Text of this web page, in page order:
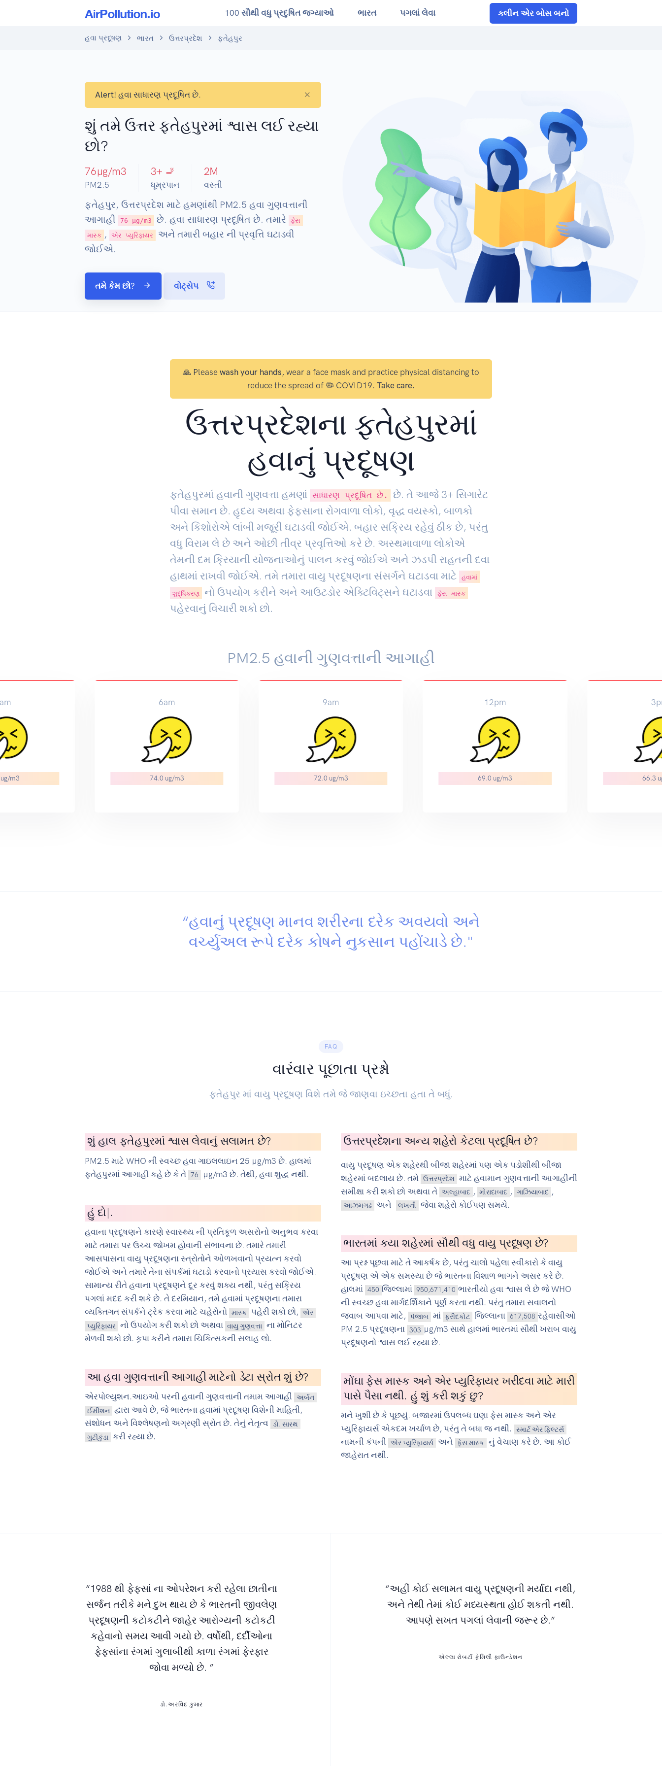
100 સૌથી વધુ પ્રદુષિત જગ્યાઓ ભારત પગલાં લેવા ક્લીન એર બોસ બનો
હવા પ્રદૂષણ ભારત ઉત્તરપ્રદેશ ફતેહપુર
Alert! હવા સાધારણ પ્રદૂષિત છે. ×
શું તમે ઉત્તર ફતેહપુરમાં શ્વાસ લઈ રહ્યા
છો?
76µg/m3
PM2.5
3+ 🚬
ધૂમ્રપાન
2M
વસ્તી
ફતેહપુર, ઉત્તરપ્રદેશ માટે હમણાંથી PM2.5 હવા ગુણવત્તાની
આગાહી
76 µg/m3 છે. હવા સાધારણ પ્રદૂષિત છે. તમારે
ફેસ
માસ્ક , એર પ્યુરિફાયર
અને તમારી બહાર ની પ્રવૃત્તિ ઘટાડવી
જોઈએ.
તમે કેમ છો? વોટ્સેપ
🙏 Please wash your hands, wear a face mask and practice physical distancing to
reduce the spread of 🦠 COVID19. Take care.
ઉત્તરપ્રદેશના ફતેહપુરમાં
હવાનું પ્રદૂષણ
ફતેહપુરમાં હવાની ગુણવત્તા હમણાં સાધારણ પ્રદૂષિત છે. છે. તે આજે 3+ સિગારેટ
પીવા સમાન છે. હૃદય અથવા ફેફસાના રોગવાળા લોકો, વૃદ્ધ વયસ્કો, બાળકો
અને કિશોરોએ લાંબી મજૂરી ઘટાડવી જોઈએ. બહાર સક્રિય રહેવું ઠીક છે, પરંતુ
વધુ વિરામ લે છે અને ઓછી તીવ્ર પ્રવૃત્તિઓ કરે છે. અસ્થમાવાળા લોકોએ
તેમની દમ ક્રિયાની યોજનાઓનું પાલન કરવું જોઈએ અને ઝડપી રાહતની દવા
હાથમાં રાખવી જોઈએ. તમે તમારા વાયુ પ્રદૂષણના સંસર્ગને ઘટાડવા માટે
હવામાં
શુદ્ધિકરણ નો ઉપયોગ કરીને અને આઉટડોર એક્ટિવિટ્સને ઘટાડવા ફેસ માસ્ક
પહેરવાનું વિચારી શકો છો.
PM2.5 હવાની ગુણવત્તાની આગાહી
72.0 ug/m3
12pm
69.0 ug/m3 66.3 ug/m3
6pm
64.0 ug/m3
“હવાનું પ્રદૂષણ માનવ શરીરના દરેક અવયવો અને
વર્ચ્યુઅલ રૂપે દરેક કોષને નુકસાન પહોંચાડે છે."
FAQ
વારંવાર પૂછાતા પ્રશ્નો
ફતેહપુર માં વાયુ પ્રદૂષણ વિશે તમે જે જાણવા ઇચ્છતા હતા તે બધું.
શું હાલ ફતેહપુરમાં શ્વાસ લેવાનું સલામત છે?
PM2.5 માટે WHO ની સ્વચ્છ હવા ગાઇલલાઇન 25 µg/m3 છે. હાલમાં
ફતેહપુરમાં આગાહી કહે છે કે તે 76 µg/m3 છે. તેથી, હવા શુદ્ધ નથી.
હું સાયકલ ચલાવનાર છું
હવાના પ્રદૂષણને કારણે સ્વાસ્થ્ય ની પ્રતિકૂળ અસરોનો અનુભવ કરવા
માટે તમારા પર ઉચ્ચ જોખમ હોવાની સંભાવના છે. તમારે તમારી
આસપાસના વાયુ પ્રદૂષણના સ્ત્રોતોને ઓળખવાનો પ્રયત્ન કરવો
જોઈએ અને તમારે તેના સંપર્કમાં ઘટાડો કરવાનો પ્રયાસ કરવો જોઈએ.
સામાન્ય રીતે હવાના પ્રદૂષણને દૂર કરવું શક્ય નથી, પરંતુ સક્રિય
પગલાં મદદ કરી શકે છે. તે દરમિયાન, તમે હવામાં પ્રદૂષણના તમારા
વ્યક્તિગત સંપર્કને ટ્રેક કરવા માટે ચહેરોનો માસ્ક પહેરી શકો છો,
એર
પ્યુરિફાયર
નો ઉપયોગ કરી શકો છો અથવા વાયુ ગુણવત્તા
ના મોનિટર
મેળવી શકો છો. કૃપા કરીને તમારા ચિકિત્સકની સલાહ લો.
આ હવા ગુણવત્તાની આગાહી માટેનો ડેટા સ્રોત શું છે?
એરપોલ્યુશન.આઇઓ પરની હવાની ગુણવત્તાની તમામ આગાહી
અર્બન
ઈમીશન
દ્વારા આવે છે, જે ભારતના હવામાં પ્રદૂષણ વિશેની માહિતી,
સંશોધન અને વિશ્લેષણનો અગ્રણી સ્રોત છે. તેનું નેતૃત્વ
ડો. સારથ
ગુટીકુંડા
કરી રહ્યા છે.
ઉત્તરપ્રદેશના અન્ય શહેરો કેટલા પ્રદૂષિત છે?
વાયુ પ્રદૂષણ એક શહેરથી બીજા શહેરમાં પણ એક પડોશીથી બીજા
શહેરમાં બદલાય છે. તમે ઉત્તરપ્રદેશ
માટે હવામાન ગુણવત્તાની આગાહીની
સમીક્ષા કરી શકો છો અથવા તે
અલ્હાબાદ , મોરાદાબાદ , ગાઝિયાબાદ ,
આઝમગઢ અને લખનૌ જેવા શહેરો કોઈપણ સમયે.
ભારતમાં કયા શહેરમાં સૌથી વધુ વાયુ પ્રદૂષણ છે?
આ પ્રશ્ન પૂછવા માટે તે આકર્ષક છે, પરંતુ ચાલો પહેલા સ્વીકારો કે વાયુ
પ્રદૂષણ એ એક સમસ્યા છે જે ભારતના વિશાળ ભાગને અસર કરે છે.
હાલમાં 450 જિલ્લામાં 950,671,410 ભારતીયો હવા શ્વાસ લે છે જે WHO
ની સ્વચ્છ હવા માર્ગદર્શિકાને પૂર્ણ કરતા નથી. પરંતુ તમારા સવાલનો
જવાબ આપવા માટે,
પંજાબ માં ફરીદકોટ જિલ્લાના 617,508 રહેવાસીઓ
PM 2.5 પ્રદૂષણના 303 µg/m3 સાથે હાલમાં ભારતમાં સૌથી ખરાબ વાયુ
પ્રદૂષણનો શ્વાસ લઈ રહ્યા છે.
મોંઘા ફેસ માસ્ક અને એર પ્યુરિફાયર ખરીદવા માટે મારી
પાસે પૈસા નથી. હું શું કરી શકું છુ?
મને ખુશી છે કે પૂછયું. બજારમાં ઉપલબ્ધ ઘણા ફેસ માસ્ક અને એર
પ્યુરિફાયર્સ એકદમ ખર્ચાળ છે, પરંતુ તે બધા જ નથી.
સ્માર્ટ એર ફિલ્ટર્સ
નામની કંપની એર પ્યુરિફાયર્સ અને ફેસ માસ્ક નું વેચાણ કરે છે. આ કોઈ
જાહેરાત નથી.
“1988 થી ફેફસાં ના ઓપરેશન કરી રહેલા છાતીના
સર્જન તરીકે મને દુખ થાય છે કે ભારતની જીવલેણ
પ્રદૂષણની કટોકટીને જાહેર આરોગ્યની કટોકટી
કહેવાનો સમય આવી ગયો છે. વર્ષોથી, દર્દીઓના
ફેફસાંના રંગમાં ગુલાબીથી કાળા રંગમાં ફેરફાર
જોવા મળ્યો છે. ”
ડો.અરવિંદ કુમાર
“અહીં કોઈ સલામત વાયુ પ્રદૂષણની મર્યાદા નથી,
અને તેથી તેમાં કોઈ મધ્યસ્થતા હોઈ શકતી નથી.
આપણે સખત પગલાં લેવાની જરૂર છે.”
એલ્લા રોબર્ટા ફેમિલી ફાઉન્ડેશન